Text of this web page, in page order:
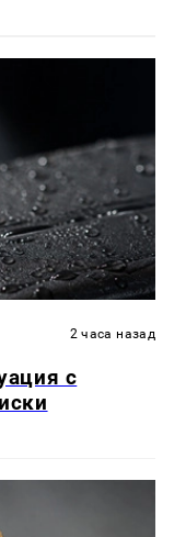
2 часа назад
с